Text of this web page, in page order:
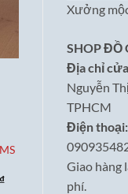
₫Giá
Xưởng
SHOP ĐỒ
Địa chỉ
Nguyễn
TPHCM
Điện thoại:
Giao hàng
phí.